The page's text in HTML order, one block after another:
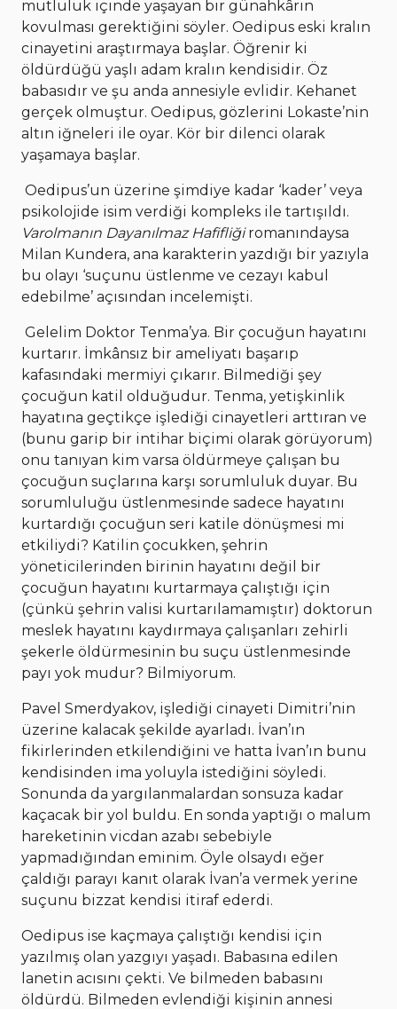
mutluluk içinde yaşayan bir günahkârın
kovulması gerektiğini söyler. Oedipus eski kralın
cinayetini araştırmaya başlar. Öğrenir ki
öldürdüğü yaşlı adam kralın kendisidir. Öz
babasıdır ve şu anda annesiyle evlidir. Kehanet
gerçek olmuştur. Oedipus, gözlerini Lokaste’nin
altın iğneleri ile oyar. Kör bir dilenci olarak
yaşamaya başlar.
Oedipus’un üzerine şimdiye kadar ‘kader’ veya
psikolojide isim verdiği kompleks ile tartışıldı.
Varolmanın Dayanılmaz Hafifliğiromanındaysa
Milan Kundera, ana karakterin yazdığı bir yazıyla
bu olayı ‘suçunu üstlenme ve cezayı kabul
edebilme’ açısından incelemişti.
Gelelim Doktor Tenma’ya. Bir çocuğun hayatını
kurtarır. İmkânsız bir ameliyatı başarıp
kafasındaki mermiyi çıkarır. Bilmediği şey
çocuğun katil olduğudur. Tenma, yetişkinlik
hayatına geçtikçe işlediği cinayetleri arttıran ve
(bunu garip bir intihar biçimi olarak görüyorum)
onu tanıyan kim varsa öldürmeye çalışan bu
çocuğun suçlarına karşı sorumluluk duyar. Bu
sorumluluğu üstlenmesinde sadece hayatını
kurtardığı çocuğun seri katile dönüşmesi mi
etkiliydi? Katilin çocukken, şehrin
yöneticilerinden birinin hayatını değil bir
çocuğun hayatını kurtarmaya çalıştığı için
(çünkü şehrin valisi kurtarılamamıştır) doktorun
meslek hayatını kaydırmaya çalışanları zehirli
şekerle öldürmesinin bu suçu üstlenmesinde
payı yok mudur? Bilmiyorum.
Pavel Smerdyakov, işlediği cinayeti Dimitri’nin
üzerine kalacak şekilde ayarladı. İvan’ın
fikirlerinden etkilendiğini ve hatta İvan’ın bunu
kendisinden ima yoluyla istediğini söyledi.
Sonunda da yargılanmalardan sonsuza kadar
kaçacak bir yol buldu. En sonda yaptığı o malum
hareketinin vicdan azabı sebebiyle
yapmadığından eminim. Öyle olsaydı eğer
çaldığı parayı kanıt olarak İvan’a vermek yerine
suçunu bizzat kendisi itiraf ederdi.
Oedipus ise kaçmaya çalıştığı kendisi için
yazılmış olan yazgıyı yaşadı. Babasına edilen
lanetin acısını çekti. Ve bilmeden babasını
öldürdü. Bilmeden evlendiği kişinin annesi